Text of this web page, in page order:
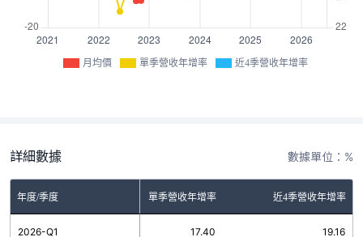
月均價 單季營收年增率 近4季營收年增率
詳細數據 數據單位：%
年度/季度 單季營收年增率 近4季營收年增率
2026-Q1 17.40 19.16